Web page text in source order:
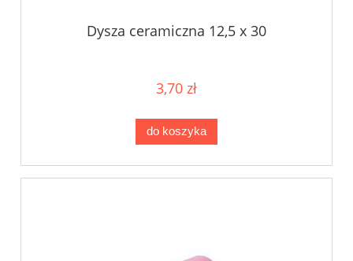
Dysza ceramiczna 12,5 x 30
3,70 zł
do koszyka